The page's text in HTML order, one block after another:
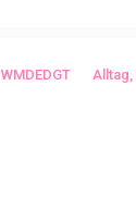
WMDEDGT Alltag,